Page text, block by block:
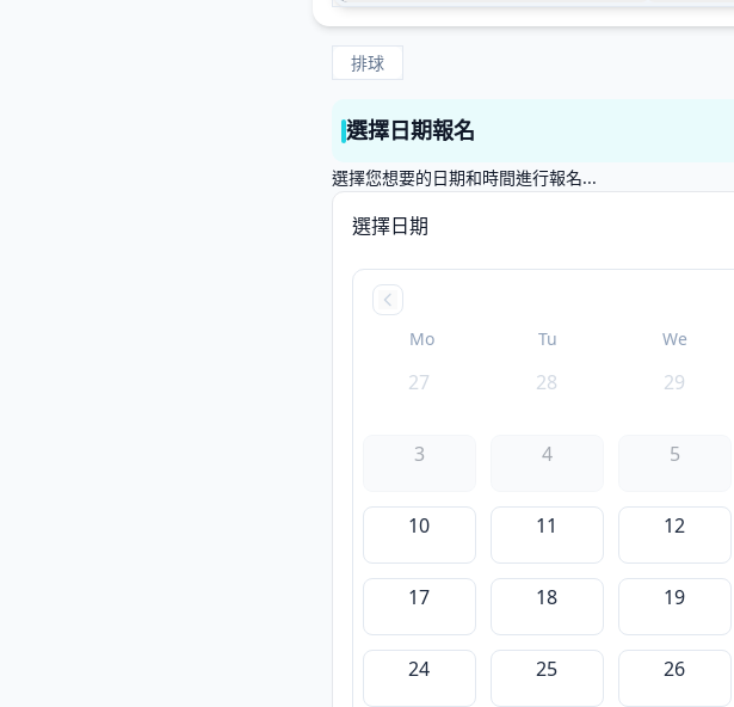
排球
選擇日期報名
選擇您想要的日期和時間進行報名...
選擇日期
Mo Tu We
27 28 29
3 4 5
10 11 12
17 18 19
24 25 26